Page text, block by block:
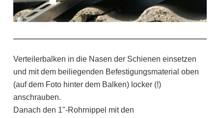
Verteilerbalken in die Nasen der Schienen einsetzen
und mit dem beiliegenden Befestigungsmaterial oben
(auf dem Foto hinter dem Balken) locker (!)
anschrauben.
Danach den 1"-Rohrnippel mit den